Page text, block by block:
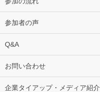
参加者の声
Q&A
お問い合わせ
企業タイアップ・メディア紹介